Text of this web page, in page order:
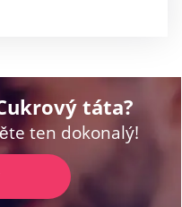
táta?
ten dokonalý!